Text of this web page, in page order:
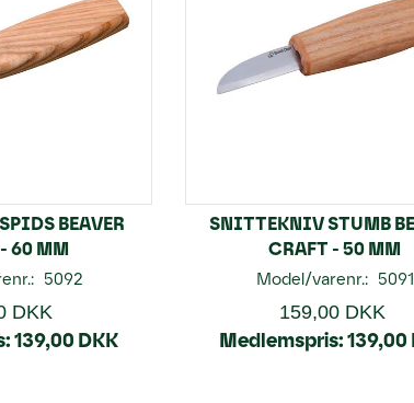
BEAVER
60 MM
5092
DKK
139,00 DKK
SNITTEKNIV STUMB
CRAFT - 50 MM
Model/varenr.: 5091
159,00 DKK
Medlemspris:139,00